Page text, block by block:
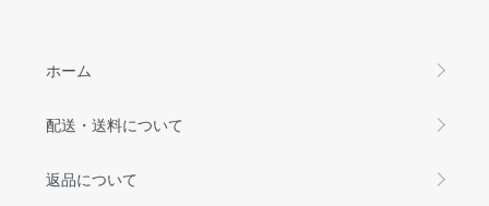
ホーム
配送・送料について
返品について